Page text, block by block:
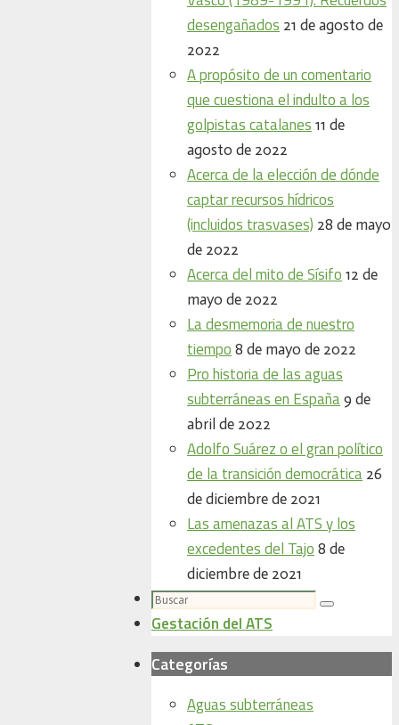
desengañados 21 de agosto de
2022
A propósito de un comentario
que cuestiona el indulto a los
golpistas catalanes 11 de
agosto de 2022
Acerca de la elección de dónde
captar recursos hídricos
(incluidos trasvases) 28 de mayo
de 2022
Acerca del mito de Sísifo 12 de
mayo de 2022
La desmemoria de nuestro
tiempo 8 de mayo de 2022
Pro historia de las aguas
subterráneas en España 9 de
abril de 2022
Adolfo Suárez o el gran político
de la transición democrática 26
de diciembre de 2021
Las amenazas al ATS y los
excedentes del Tajo 8 de
diciembre de 2021
Buscar:
Buscar
Gestación del ATS
Categorías
Aguas subterráneas